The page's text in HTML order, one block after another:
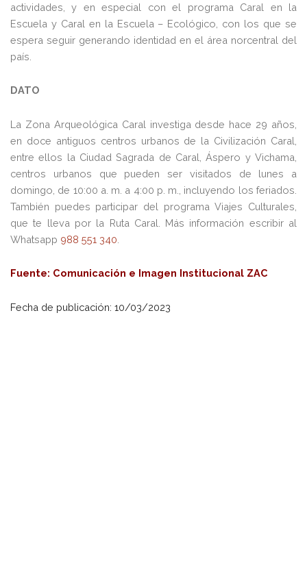
actividades, y en especial con el programa Caral en la
Escuela y Caral en la Escuela – Ecológico, con los que se
espera seguir generando identidad en el área norcentral del
país.
DATO
La Zona Arqueológica Caral investiga desde hace 29 años,
en doce antiguos centros urbanos de la Civilización Caral,
entre ellos la Ciudad Sagrada de Caral, Áspero y Vichama,
centros urbanos que pueden ser visitados de lunes a
domingo, de 10:00 a. m. a 4:00 p. m., incluyendo los feriados.
También puedes participar del programa Viajes Culturales,
que te lleva por la Ruta Caral. Más información escribir al
Whatsapp 988 551 340
Fuente: Comunicación e Imagen Institucional ZAC
Fecha de publicación: 10/03/2023